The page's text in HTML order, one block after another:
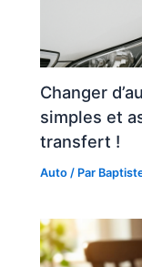
Changer
simples et
transfert !
Auto / Par